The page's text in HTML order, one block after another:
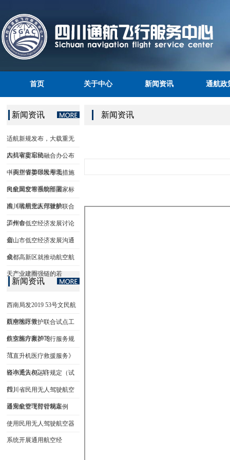
首页 关于中心 新闻资讯 通航政
新闻资讯
适航新规发布，大载重无
人机审定启动
四川省委军民融合办公布
《四川省加强民用无
中央空管委印发专项措施
向全国空管系统部署
民航局发布强制性国家标
准《民用无人驾驶航
四川省航空医疗救护联合
工作会
泸州市低空经济发展讨论
会
眉山市低空经济发展沟通
会
成都高新区就推动航空航
天产业建圈强链的若
新闻资讯
西南局发2019 53号文民航
西南地区管
航空医疗救护联合试点工
作实施方案2019
航空医疗救护飞行服务规
范
《直升机医疗救援服务》
咨询通告AC-13
轻小无人机运行规定（试
行）
四川省民用无人驾驶航空
器安全管理暂行规定
通用航空飞行管制条例
使用民用无人驾驶航空器
系统开展通用航空经
新闻资讯